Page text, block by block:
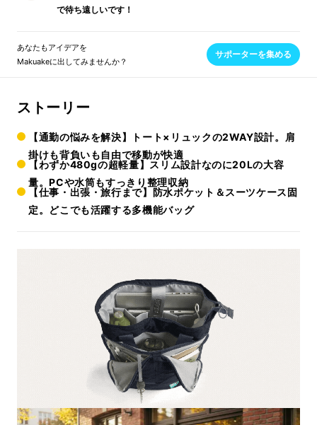
で待ち遠しいです！
あなたもアイデアを
Makuakeに出してみませんか？
サポーターを集める
ストーリー
【通勤の悩みを解決】トート×リュックの2WAY設計。肩
掛けも背負いも自由で移動が快適
【わずか480gの超軽量】スリム設計なのに20Lの大容
量。PCや水筒もすっきり整理収納
【仕事・出張・旅行まで】防水ポケット＆スーツケース固
定。どこでも活躍する多機能バッグ